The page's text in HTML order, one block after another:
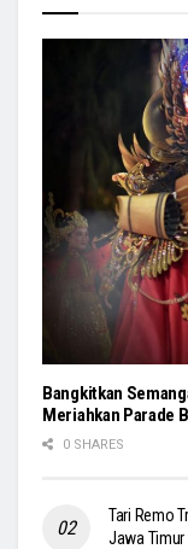
Bangkitkan
Meriahkan Parade
0 SHARES
Tari Remo
Jawa Timur